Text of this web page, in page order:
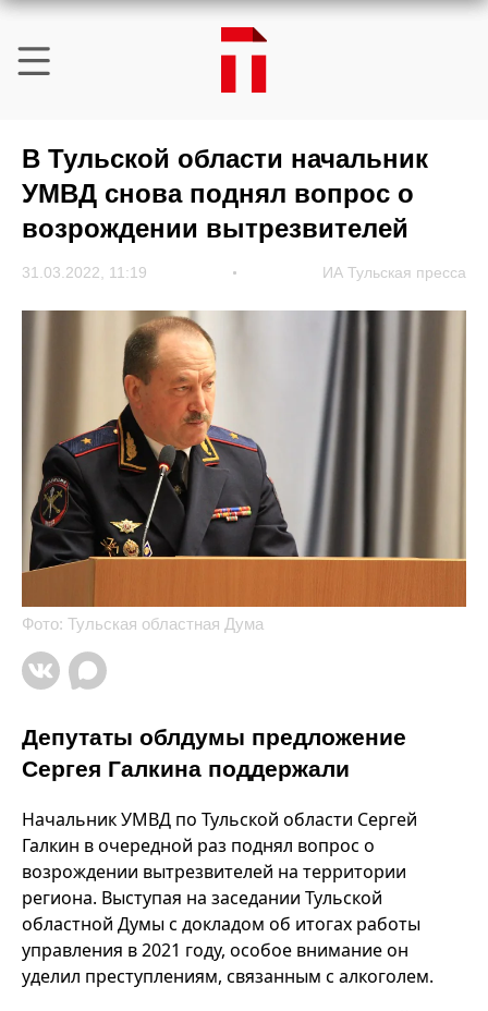
В Тульской области начальник
УМВД снова поднял вопрос о
возрождении вытрезвителей
31.03.2022, 11:19 ИА Тульская пресса
Фото: Тульская областная Дума
Депутаты облдумы предложение
Сергея Галкина поддержали
Начальник УМВД по Тульской области Сергей
Галкин в очередной раз поднял вопрос о
возрождении вытрезвителей на территории
региона. Выступая на заседании Тульской
областной Думы с докладом об итогах работы
управления в 2021 году, особое внимание он
уделил преступлениям, связанным с алкоголем.